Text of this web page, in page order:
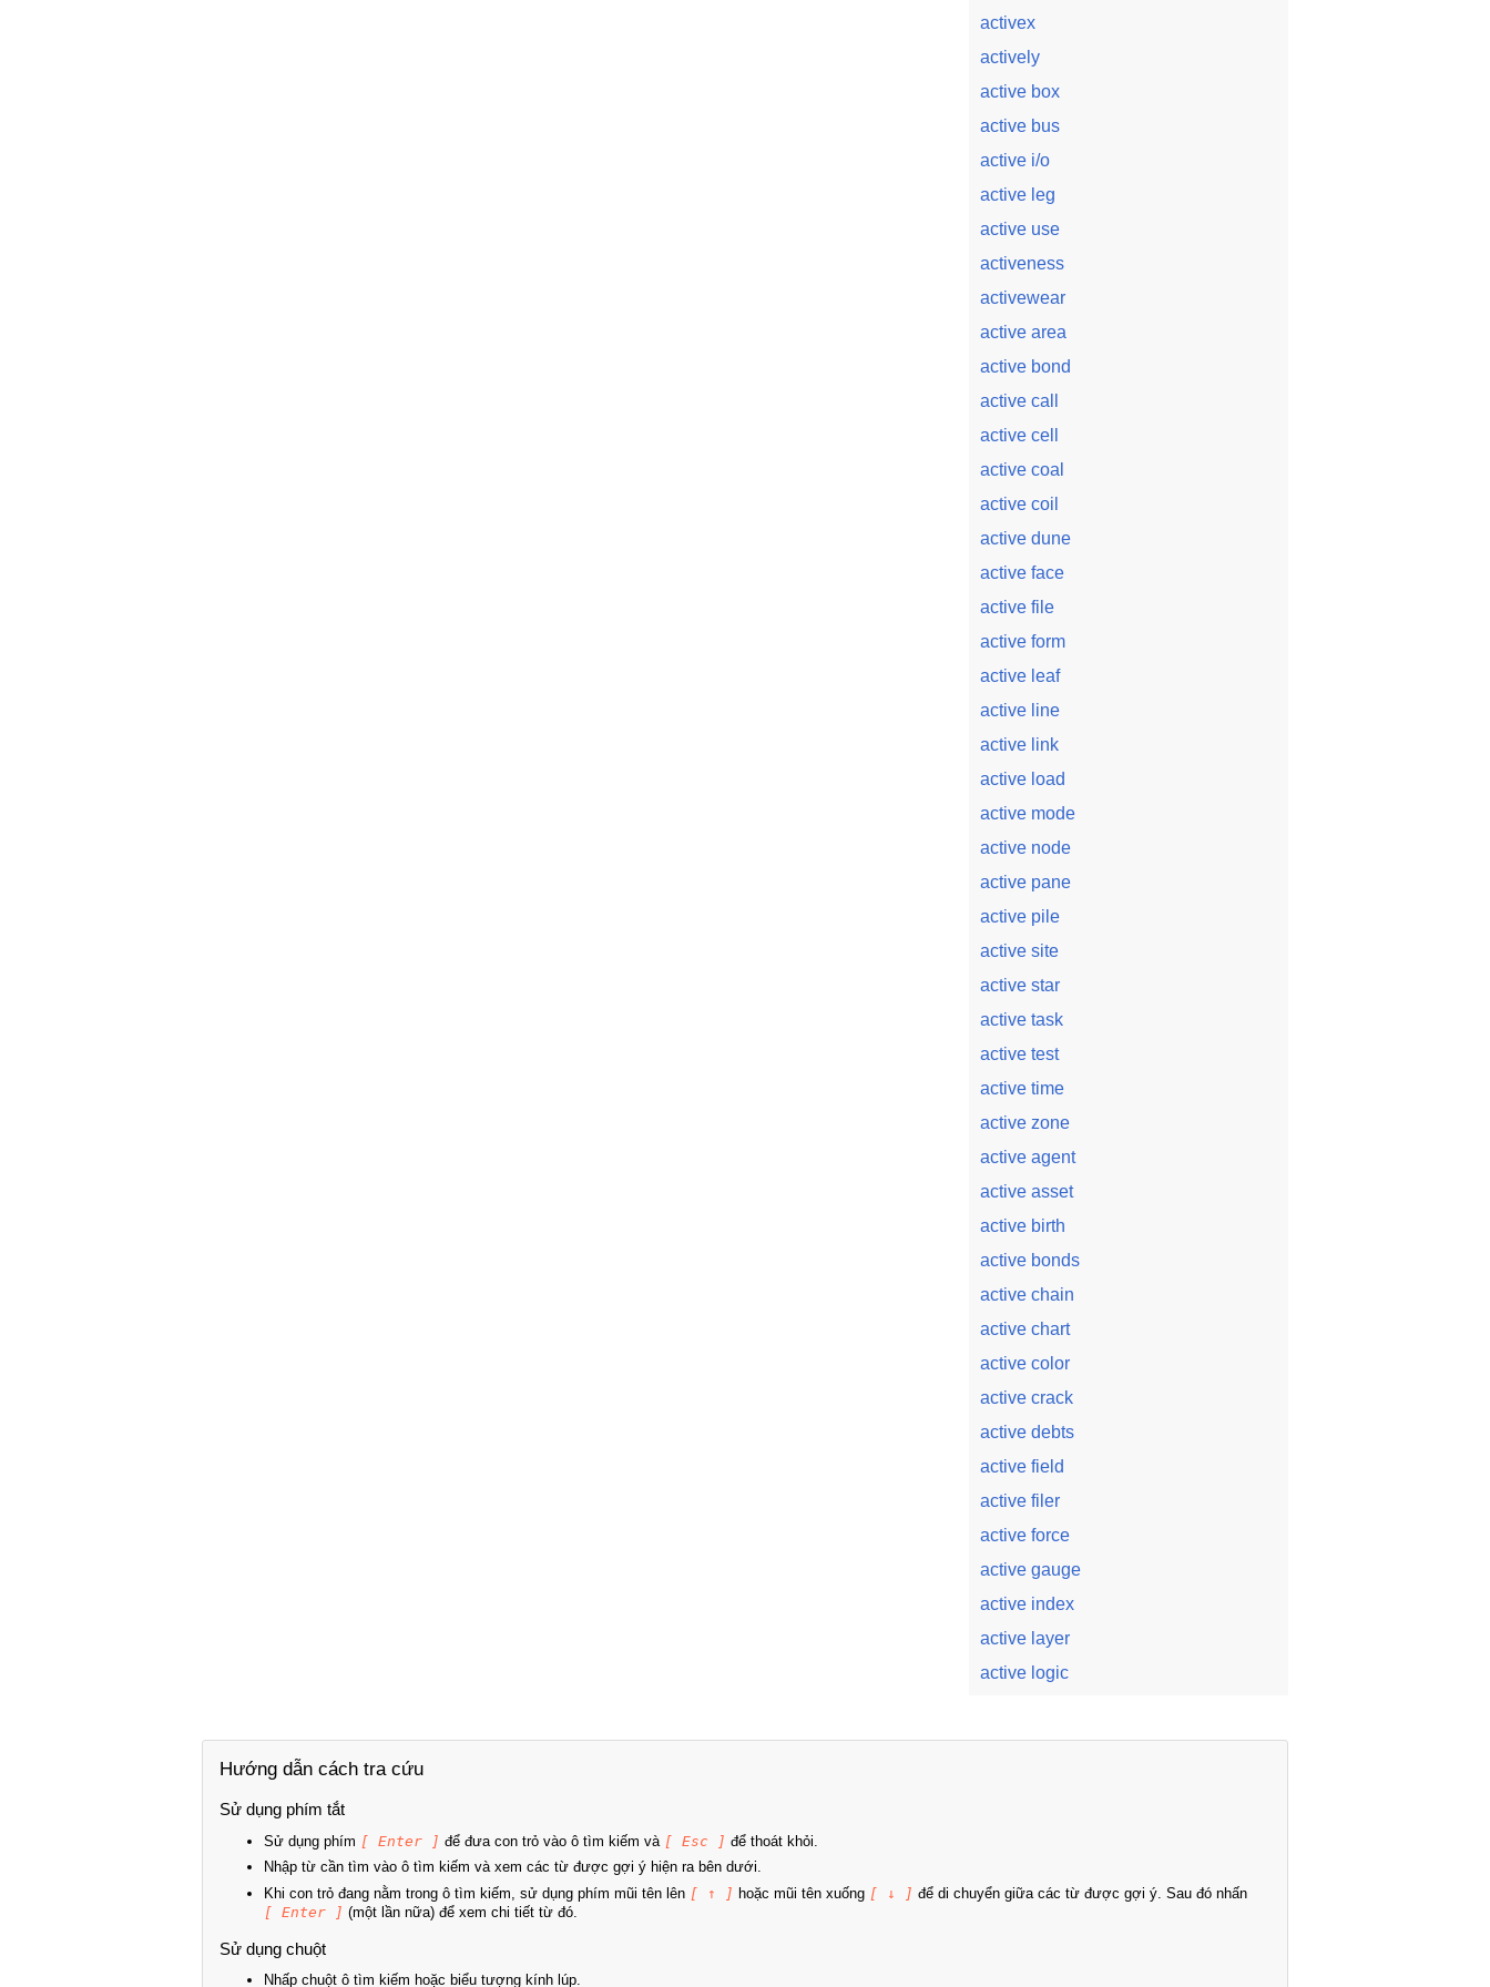
activex
actively
active box
active bus
active i/o
active leg
active use
activeness
activewear
active area
active bond
active call
active cell
active coal
active coil
active dune
active face
active file
active form
active leaf
active line
active link
active load
active mode
active node
active pane
active pile
active site
active star
active task
active test
active time
active zone
active agent
active asset
active birth
active bonds
active chain
active chart
active color
active crack
active debts
active field
active filer
active force
active gauge
active index
active layer
active logic
Hướng dẫn cách tra cứu
Sử dụng phím tắt
Sử dụng phím [ Enter ] để đưa con trỏ vào ô tìm kiếm và [ Esc ] để thoát khỏi.
Nhập từ cần tìm vào ô tìm kiếm và xem các từ được gợi ý hiện ra bên dưới.
Khi con trỏ đang nằm trong ô tìm kiếm, sử dụng phím mũi tên lên [ ↑ ] hoặc mũi tên xuống [ ↓ ] để di chuyển giữa các từ được gợi ý. Sau đó nhấn
[ Enter ] (một lần nữa) để xem chi tiết từ đó.
Sử dụng chuột
Nhấp chuột ô tìm kiếm hoặc biểu tượng kính lúp.